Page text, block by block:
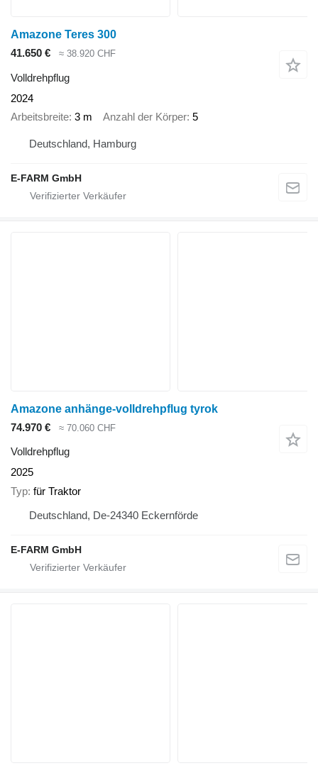
Amazone Teres 300
41.650 €
≈ 38.920 CHF
Volldrehpflug
2024
Arbeitsbreite 3 m Anzahl der Körper 5
Deutschland, Hamburg
E-FARM GmbH
Amazone anhänge-volldrehpflug tyrok
74.970 €
≈ 70.060 CHF
Volldrehpflug
2025
Typ für Traktor
Deutschland, De-24340 Eckernförde
E-FARM GmbH